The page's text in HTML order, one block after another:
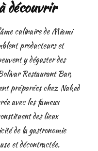
découvrir
culinaire de Miami
producteurs et
y déguster des
Restaurant Bar,
préparées chez Naked
avec les fameux
des lieux
de la gastronomie
et décontractée.